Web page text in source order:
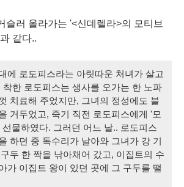
슬러 올라가는 '<신데렐라>의
모티브
같다..
에 로도피스라는 아릿따운 처녀가 살고
착한 로도피스는 생사를 오가는 한 노파
치료해 주었지만, 그녀의 정성에도 불
거두었고, 죽기 직전 로도피스에게 '모
선물하였다. 그러던 어느 날.. 로도피스
하던 중 독수리가 날아와 그녀가 강 기
두 한 짝을 낚아채어 갔고, 이집트의 수
가 이집트 왕이 있던 곳에 그 구두를 떨